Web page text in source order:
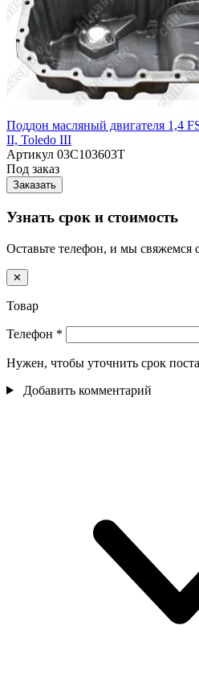
Поддон масляный двигателя 1,4
II, Toledo III
Артикул 03C103603T
Под заказ
Заказать
Узнать срок и стоимость
Оставьте телефон, и мы свяжемся
✕
Товар
Телефон *
Нужен, чтобы уточнить срок
Добавить комментарий